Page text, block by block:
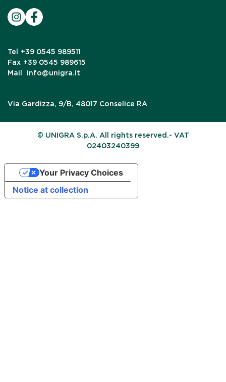
Tel
+39 0545 989511
Fax +39 0545 989615
Mail
info@unigra.it
Via Gardizza, 9/B, 48017 Conselice RA
© UNIGRA S.p.A. All rights reserved.- VAT
02403240399
Notice at collection
Your Privacy Choices